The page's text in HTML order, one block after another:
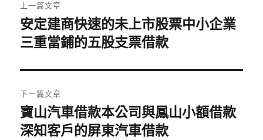
章
導
覽
上一篇文章
上
一
文
章:
安定建商快速的未上市股票中小企業
三重當鋪的五股支票借款
下一篇文章
下
一
寶山汽車借款本公司與鳳山小額借款
深知客戶的屏東汽車借款